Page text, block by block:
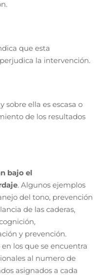
que esta
la intervención.
sobre ella es escasa o
de los resultados
bajo el
. Algunos ejemplos
del tono, prevención
de las caderas,
y prevención.
los que se encuentra
al numero de
asignados a cada